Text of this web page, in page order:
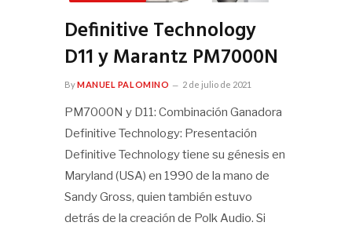
Definitive Technology
D11 y Marantz PM7000N
ByMANUEL PALOMINO 2 de julio de 2021
PM7000N y D11: Combinación Ganadora
Definitive Technology: Presentación
Definitive Technology tiene su génesis en
Maryland (USA) en 1990 de la mano de
Sandy Gross, quien también estuvo
detrás de la creación de Polk Audio. Si